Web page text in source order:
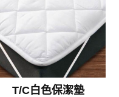
T/C白色保潔墊